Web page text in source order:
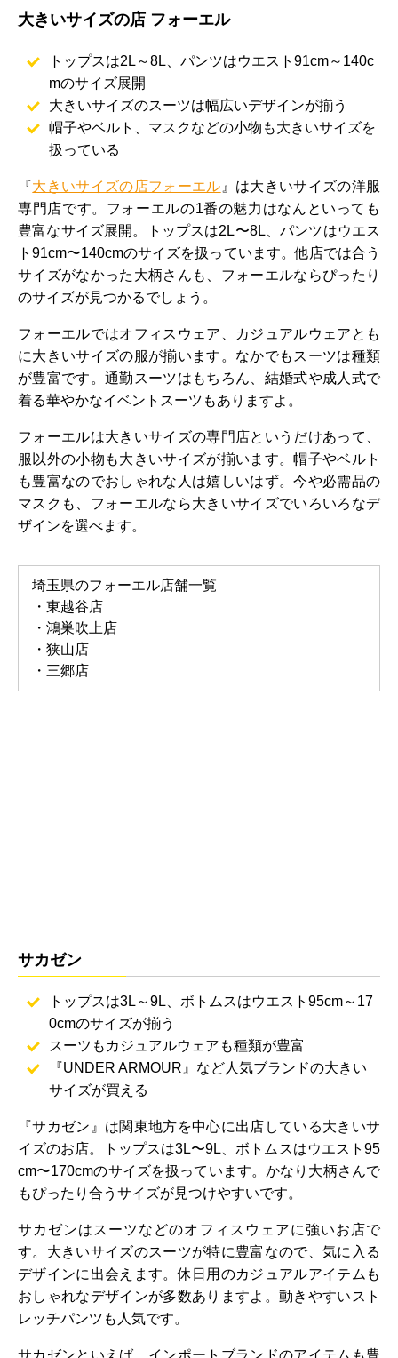
大きいサイズの店 フォーエル
トップスは2L～8L、パンツはウエスト91cm～140c
mのサイズ展開
大きいサイズのスーツは幅広いデザインが揃う
帽子やベルト、マスクなどの小物も大きいサイズを
扱っている
『大きいサイズの店フォーエル 』は大きいサイズの洋服
専門店です。フォーエルの1番の魅力はなんといっても
豊富なサイズ展開。トップスは2L〜8L、パンツはウエス
ト91cm〜140cmのサイズを扱っています。他店では合う
サイズがなかった大柄さんも、フォーエルならぴったり
のサイズが見つかるでしょう。
フォーエルではオフィスウェア、カジュアルウェアとも
に大きいサイズの服が揃います。なかでもスーツは種類
が豊富です。通勤スーツはもちろん、結婚式や成人式で
着る華やかなイベントスーツもありますよ。
フォーエルは大きいサイズの専門店というだけあって、
服以外の小物も大きいサイズが揃います。帽子やベルト
も豊富なのでおしゃれな人は嬉しいはず。今や必需品の
マスクも、フォーエルなら大きいサイズでいろいろなデ
ザインを選べます。
埼玉県のフォーエル店舗一覧
・東越谷店
・鴻巣吹上店
・狭山店
・三郷店
サカゼン
トップスは3L～9L、ボトムスはウエスト95cm～17
0cmのサイズが揃う
スーツもカジュアルウェアも種類が豊富
『UNDER ARMOUR』など人気ブランドの大きい
サイズが買える
『サカゼン』は関東地方を中心に出店している大きいサ
イズのお店。トップスは3L〜9L、ボトムスはウエスト95
cm〜170cmのサイズを扱っています。かなり大柄さんで
もぴったり合うサイズが見つけやすいです。
サカゼンはスーツなどのオフィスウェアに強いお店で
す。大きいサイズのスーツが特に豊富なので、気に入る
デザインに出会えます。休日用のカジュアルアイテムも
おしゃれなデザインが多数ありますよ。動きやすいスト
レッチパンツも人気です。
サカゼンといえば、インポートブランドのアイテムも豊